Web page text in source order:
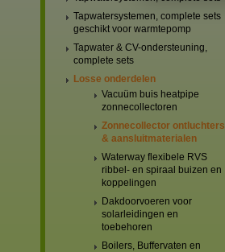
Tapwatersystemen, complete sets
geschikt voor warmtepomp
Tapwater & CV-ondersteuning,
complete sets
Losse onderdelen
Vacuüm buis heatpipe
zonnecollectoren
Zonnecollector ontluchters
& aansluitmaterialen
Waterway flexibele RVS
ribbel- en spiraal buizen en
koppelingen
Dakdoorvoeren voor
solarleidingen en
toebehoren
Boilers, Buffervaten en